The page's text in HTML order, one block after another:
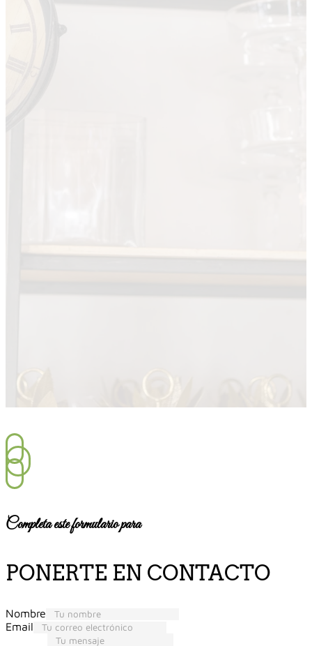
Completa este formulario para
PONERTE EN CONTACTO
Nombre
Email